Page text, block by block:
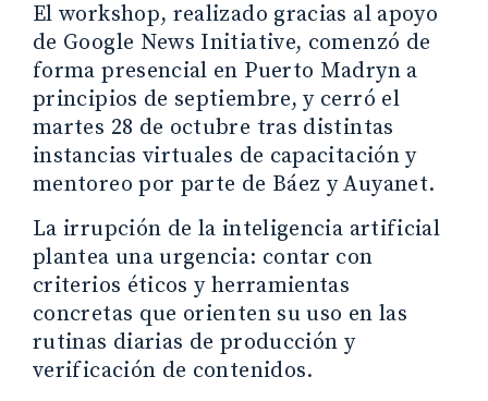
El workshop, realizado gracias al apoyo
de Google News Initiative, comenzó de
forma presencial en Puerto Madryn a
principios de septiembre, y cerró el
martes 28 de octubre tras distintas
instancias virtuales de capacitación y
mentoreo por parte de Báez y Auyanet.
La irrupción de la inteligencia artificial
plantea una urgencia: contar con
criterios éticos y herramientas
concretas que orienten su uso en las
rutinas diarias de producción y
verificación de contenidos.